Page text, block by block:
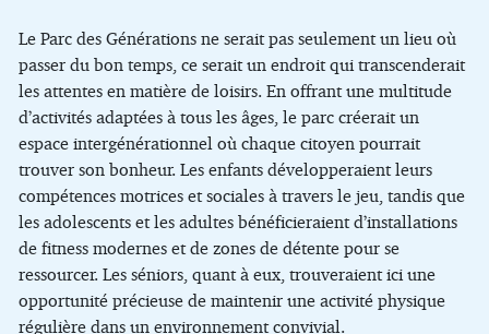
Le Parc des Générations ne serait pas seulement un lieu où
passer du bon temps, ce serait un endroit qui transcenderait
les attentes en matière de loisirs. En offrant une multitude
d’activités adaptées à tous les âges, le parc créerait un
espace intergénérationnel où chaque citoyen pourrait
trouver son bonheur. Les enfants développeraient leurs
compétences motrices et sociales à travers le jeu, tandis que
les adolescents et les adultes bénéficieraient d’installations
de fitness modernes et de zones de détente pour se
ressourcer. Les séniors, quant à eux, trouveraient ici une
opportunité précieuse de maintenir une activité physique
régulière dans un environnement convivial.